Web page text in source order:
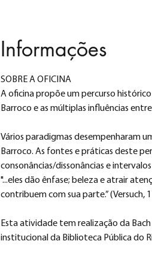
Informações
SOBRE A OFICINA
A oficina propõe um percurso
Barroco e as múltiplas influências
Vários paradigmas desempenharam
Barroco. As fontes e práticas deste
consonâncias/dissonâncias e
"...eles dão ênfase; beleza e atrair
contribuem com sua parte.” (Versuch,
Esta atividade tem realização da
institucional da Biblioteca Pública do